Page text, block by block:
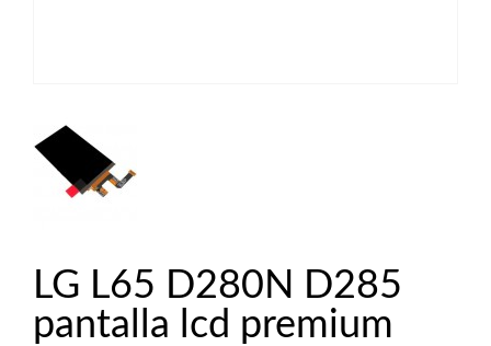
LG L65 D280N D285
pantalla lcd premium